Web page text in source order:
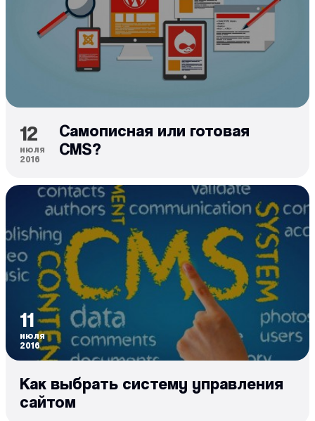
12
июля
2016
Самописная или готовая
CMS?
11
июля
2016
Как выбрать систему управления
сайтом